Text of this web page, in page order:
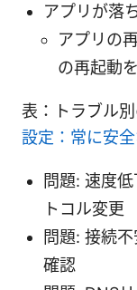
アプリが落
アプリの
の再起動
表：トラブル
設定：常に安
問題: 速度
トコル変更
問題: 接続
確認